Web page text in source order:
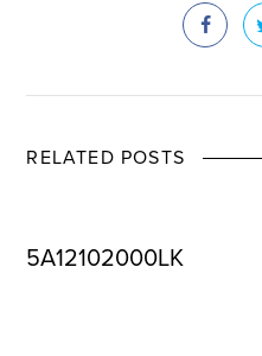
RELATED POSTS
5A12102000LK